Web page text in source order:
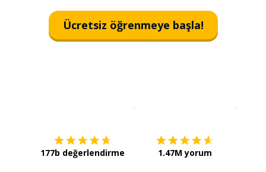
Ücretsiz öğrenmeye başla!
177b değerlendirme 1.47M yorum